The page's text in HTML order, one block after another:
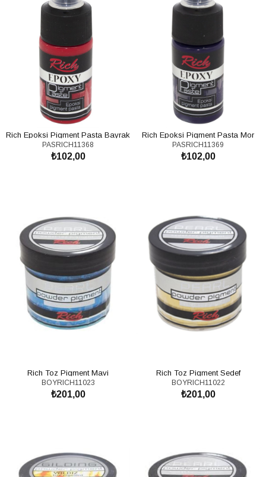
Rich Epoksi Pigment Pasta Bayrak
Kirmizi 11368 \ 20cc
PASRICH11368
₺102,00
Rich Epoksi Pigment Pasta Mor
11369 \ 20cc
PASRICH11369
₺102,00
Rich Toz Pigment Mavi
BOYRICH11023
₺201,00
Rich Toz Pigment Sedef
BOYRICH11022
₺201,00